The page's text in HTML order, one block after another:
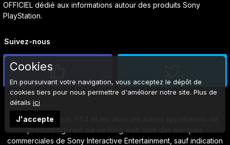
OFFICIEL dédié aux informations autour des produits Sony
PlayStation.
Suivez-nous
Sony, PlayStation, PS4 et les diverses autres appellations de
produits figurant sur ce blog web sont des marques
commerciales de Sony Interactive Entertainment, sauf indication
Cookies
En poursuivant votre navigation, vous acceptez le dépôt de
cookies tiers pour nous permettre d'améliorer notre site. Plus de
détails ici
J'accepte